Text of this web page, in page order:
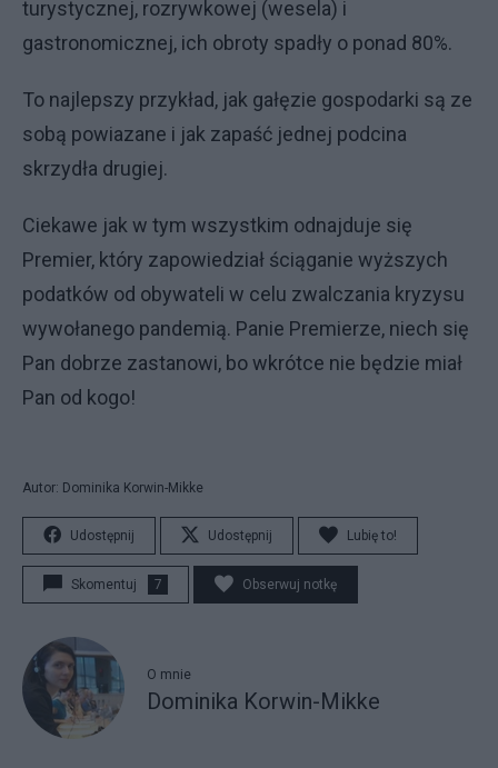
turystycznej, rozrywkowej (wesela) i
gastronomicznej, ich obroty spadły o ponad 80%.
To najlepszy przykład, jak gałęzie gospodarki są ze
sobą powiazane i jak zapaść jednej podcina
skrzydła drugiej.
Ciekawe jak w tym wszystkim odnajduje się
Premier, który zapowiedział ściąganie wyższych
podatków od obywateli w celu zwalczania kryzysu
wywołanego pandemią. Panie Premierze, niech się
Pan dobrze zastanowi, bo wkrótce nie będzie miał
Pan od kogo!
Autor: Dominika Korwin-Mikke
Udostępnij Udostępnij Lubię to!
Skomentuj 7 Obserwuj notkę
O mnie
Dominika Korwin-Mikke